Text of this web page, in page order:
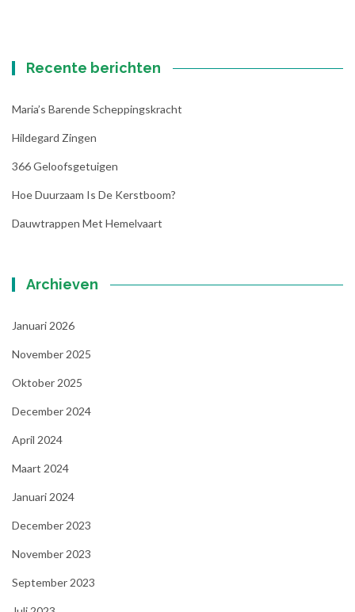
Recente berichten
Maria’s Barende Scheppingskracht
Hildegard Zingen
366 Geloofsgetuigen
Hoe Duurzaam Is De Kerstboom?
Dauwtrappen Met Hemelvaart
Archieven
Januari 2026
November 2025
Oktober 2025
December 2024
April 2024
Maart 2024
Januari 2024
December 2023
November 2023
September 2023